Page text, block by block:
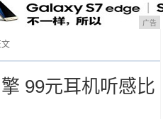
广告
文
99元耳机听感比